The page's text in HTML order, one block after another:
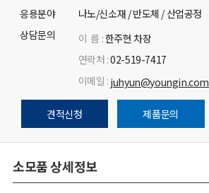
응용분야
나노/신소재 / 반도체 / 산업공정
상담문의
이 름 :한주현 차장
연락처 :02-519-7417
이메일 : juhyun@youngin.com
견적신청 제품문의
소모품 상세정보